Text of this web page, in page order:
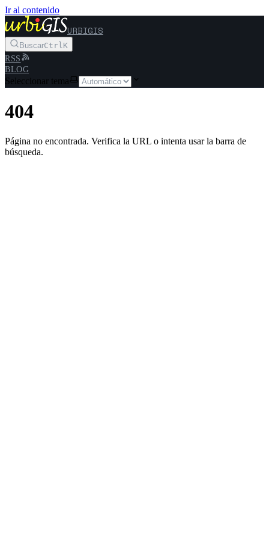
Ir al contenido
URBIGIS
BuscarCtrlK
RSS
BLOG
Seleccionar tema
404
Página no encontrada. Verifica la URL o intenta usar la barra de
búsqueda.